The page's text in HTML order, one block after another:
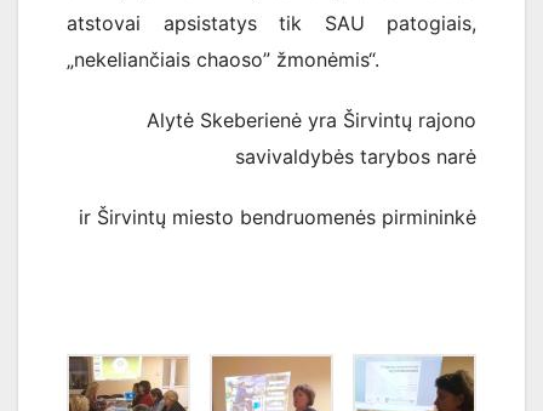
atstovai apsistatys tik SAU patogiais,
„nekeliančiais chaoso” žmonėmis“.
Alytė Skeberienė yra Širvintų rajono
savivaldybės tarybos narė
ir Širvintų miesto bendruomenės pirmininkė